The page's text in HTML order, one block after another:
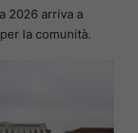
2026 arriva a
la comunità.